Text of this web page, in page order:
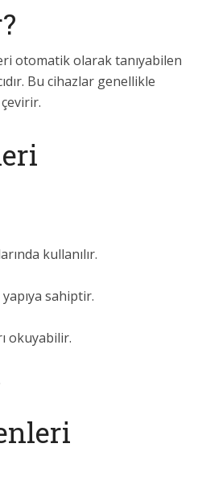
otomatik olarak tanıyabilen
Bu cihazlar genellikle
kullanılır.
sahiptir.
okuyabilir.